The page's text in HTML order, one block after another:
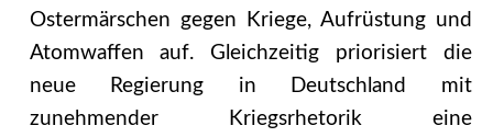
Ostermärschen gegen Kriege, Aufrüstung und
Atomwaffen auf. Gleichzeitig priorisiert die
neue Regierung in Deutschland mit
zunehmender Kriegsrhetorik eine